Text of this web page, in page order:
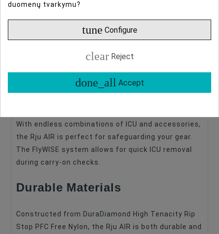
Highlights
Mission Built & Purpose Driven
Modular Transport Ecosystem
With endless combinations of ICU and accessories,
the Rju AIR is perfect for safeguarding your gear.
The FlyWISE system allows for quick ICU removal
during carry-on checks.
Durable Materials
Constructed from DuraDiamond High Tenacity Rip
Stop PFC Free Nylon, the Rju AIR is both durable and
duomenų tvarkymu?
tune Configure
clear Reject
done_all Accept